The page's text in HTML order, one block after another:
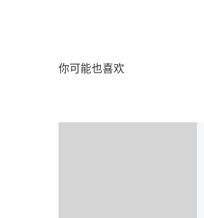
你可能也喜欢